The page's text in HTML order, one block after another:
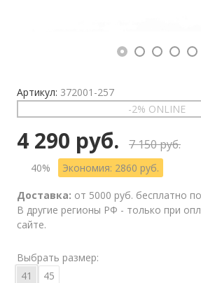
Артикул: 372001-257
-2% ONLINE
4 290 руб. 7 150 руб.
40% Экономия: 2860 руб.
Доставка: от 5000 руб. бесплатно
В другие регионы РФ - только при
сайте.
Выбрать размер:
41
45